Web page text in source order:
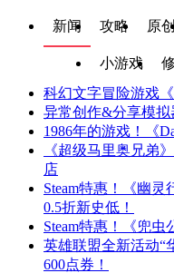
新闻 攻略 原创
小游戏
科幻文字冒险游戏
异常创作&分享模拟
1986年的游戏！《
《超级马里奥兄弟
店
Steam特惠！《幽灵
0.5折新史低！
Steam特惠！《兜虫
英雄联盟全新活动“
600点券！